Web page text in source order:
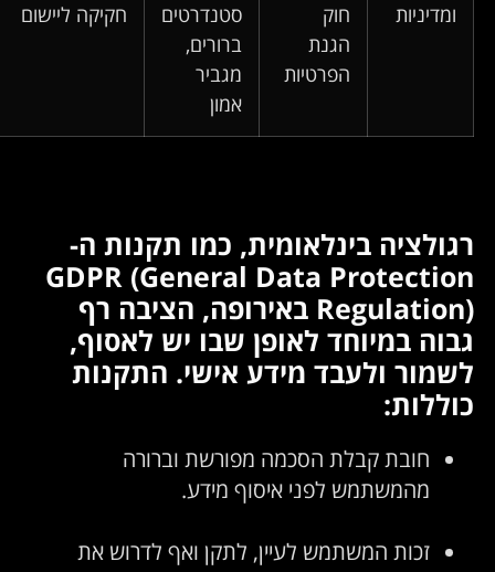
ומדיניות
הגנת
הפרטיות
סטנדרטים
ברורים,
מגביר
אמון
חקיקה ליישום
בינלאומית, כמו תקנות ה-
GDPR (General Data
Regulation) באירופה, הציבה רף
במיוחד לאופן שבו יש לאסוף,
ולעבד מידע אישי. התקנות
חובת קבלת הסכמה מפורשת וברורה
מהמשתמש לפני איסוף מידע.
זכות המשתמש לעיין, לתקן ואף לדרוש את